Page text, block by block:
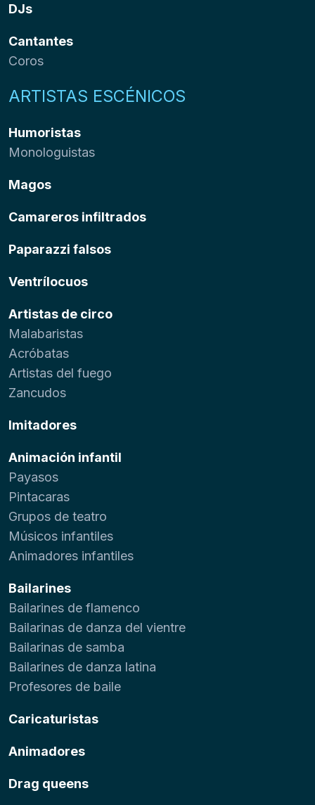
DJs
Cantantes
Coros
ARTISTAS ESCÉNICOS
Humoristas
Monologuistas
Magos
Camareros infiltrados
Paparazzi falsos
Ventrílocuos
Artistas de circo
Malabaristas
Acróbatas
Artistas del fuego
Zancudos
Imitadores
Animación infantil
Payasos
Pintacaras
Grupos de teatro
Músicos infantiles
Animadores infantiles
Bailarines
Bailarines de flamenco
Bailarinas de danza del vientre
Bailarinas de samba
Bailarines de danza latina
Profesores de baile
Caricaturistas
Animadores
Drag queens